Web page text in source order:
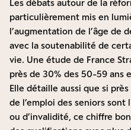
Les débats autour de la
particulièrement mis en
l’augmentation de l’âge de
avec la soutenabilité de
vie. Une étude de France
près de 30% des 50-59 ans
Elle détaille aussi que si
de l’emploi des seniors sont
ou d’invalidité, ce chiffre